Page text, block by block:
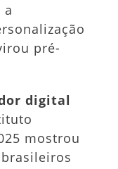
a
pré-
digital
mostrou